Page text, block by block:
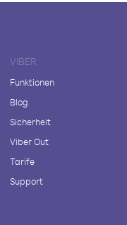
VIBER
Funktionen
Blog
Sicherheit
Viber Out
Tarife
Support